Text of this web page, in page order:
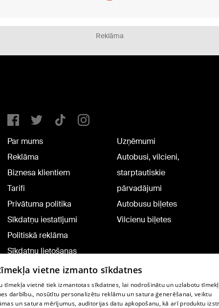
Reklāma
Par mums
Reklāma
Biznesa klientiem
Tarifi
Privātuma politika
Sīkdatņu iestatījumi
Politiskā reklāma
Sīkdatņu lietošanas
noteikumi
Komentāru pievienošana
Uzņēmumi
Autobusi, vilcieni,
starptautiskie
pārvadājumi
Autobusu biļetes
Vilcienu biļetes
TV programma
vietne izmanto sīkdatnes
tīmekļa vietnē tiek izmantotas sīkdatnes, lai nodrošinātu un uzlabotu
darbību., nosūtītu personalizētu reklāmu un satura ģenerēšanai, veiktu
un satura mērījumus, auditorijas datu apkopošanu, kā arī produktu